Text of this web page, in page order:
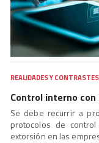
REALIDADES Y CONTRASTES
Control interno
Se debe recurrir a
protocolos de
extorsión en las